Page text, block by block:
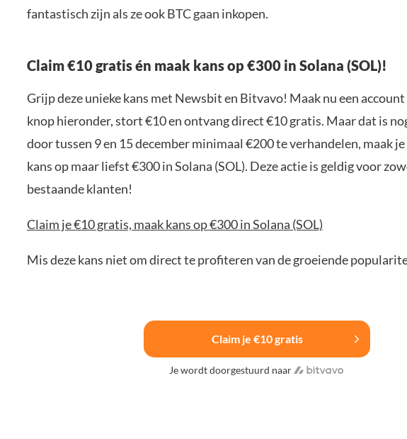
fantastisch zijn als ze ook BTC gaan inkopen.
Claim €10 gratis én maak kans op €300 in Solana (SOL)!
Grijp deze unieke kans met Newsbit en Bitvavo! Maak nu een account
knop hieronder, stort €10 en ontvang direct €10 gratis. Maar dat is
door tussen 9 en 15 december minimaal €200 te verhandelen, maak
kans op maar liefst €300 in Solana (SOL). Deze actie is geldig voor
bestaande klanten!
Claim je €10 gratis, maak kans op €300 in Solana (SOL)
Mis deze kans niet om direct te profiteren van de groeiende
Claim je €10 gratis
Je wordt doorgestuurd naar